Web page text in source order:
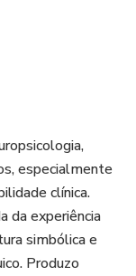
especialmente
clínica.
da experiência
simbólica e
Produzo